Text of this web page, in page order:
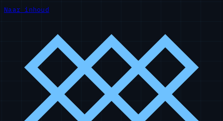
Naar inhoud